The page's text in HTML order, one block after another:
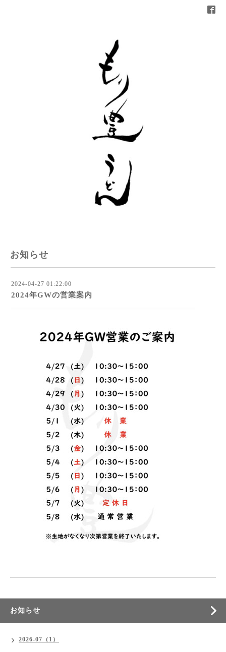
お知らせ
2024-04-27 01:22:00
2024年GWの営業案内
お知らせ
2026-07（1）